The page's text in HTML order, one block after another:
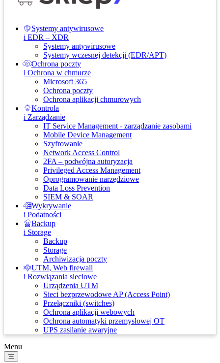
Systemy antywirusowe
i EDR – XDR
Systemy antywirusowe
Systemy wczesnej detekcji (EDR/APT)
Ochrona poczty
i Ochrona w chmurze
Microsoft 365
Ochrona poczty
Ochrona aplikacji chmurowych
Kontrola
i Zarządzanie
IT Service Management - zarządzanie zasobami
Mobile Device Management
Szyfrowanie
Network Access Control
2FA – podwójna autoryzacja
Privileged Access Management
Oprogramowanie narzędziowe
Data Loss Prevention
SIEM & SOAR
Wykrywanie
i Podatności
Backup
i Storage
Backup
Storage
Archiwizacja poczty
UTM, Web firewall
i Rozwiązania sieciowe
Urządzenia UTM
Sieci bezprzewodowe AP (Access Point)
Przełączniki (switches)
Ochrona aplikacji webowych
Ochrona automatyki przemysłowej OT
UPS zasilanie awaryjne
Menu